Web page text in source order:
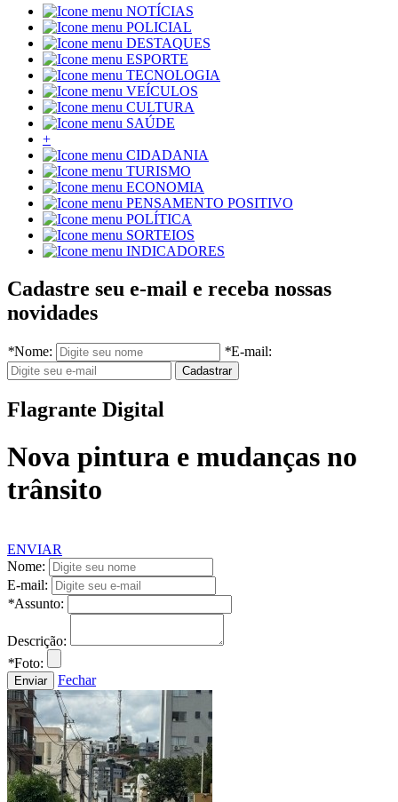
NOTÍCIAS
POLICIAL
DESTAQUES
ESPORTE
TECNOLOGIA
VEÍCULOS
CULTURA
SAÚDE
+
CIDADANIA
TURISMO
ECONOMIA
PENSAMENTO POSITIVO
POLÍTICA
SORTEIOS
INDICADORES
Cadastre seu e-mail e receba nossas
novidades
*Nome: *E-mail:
Flagrante Digital
Nova pintura e mudanças no
trânsito
ENVIAR
Nome:
E-mail:
*Assunto:
Descrição:
*Foto:
Fechar